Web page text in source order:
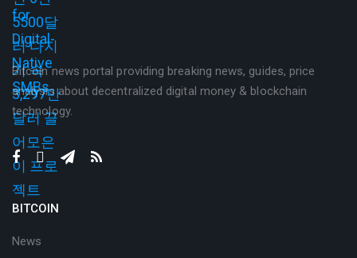
Bitcoin news portal providing breaking news, guides, price
analysis about decentralized digital money & blockchain
technology.
BITCOIN
News